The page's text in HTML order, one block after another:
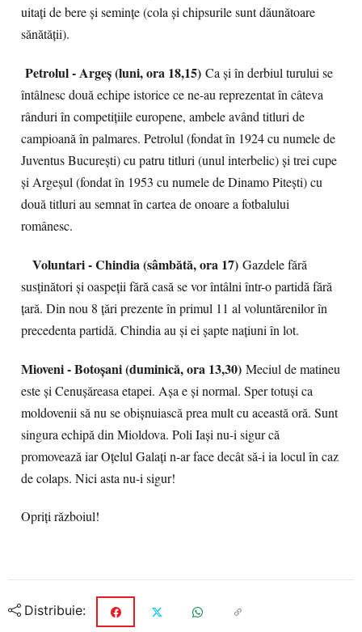
uitați de bere și semințe (cola și chipsurile sunt dăunătoare
sănătății).
Petrolul - Argeș (luni, ora 18,15) Ca și în derbiul turului se
întâlnesc două echipe istorice ce ne-au reprezentat în câteva
rânduri în competițiile europene, ambele având titluri de
campioană în palmares. Petrolul (fondat în 1924 cu numele de
Juventus București) cu patru titluri (unul interbelic) și trei cupe
și Argeșul (fondat în 1953 cu numele de Dinamo Pitești) cu
două titluri au semnat în cartea de onoare a fotbalului
românesc.
Voluntari - Chindia (sâmbătă, ora 17) Gazdele fără
susținători și oaspeții fără casă se vor întâlni într-o partidă fără
țară. Din nou 8 țări prezente în primul 11 al voluntărenilor în
precedenta partidă. Chindia au și ei șapte națiuni în lot.
Mioveni - Botoșani (duminică, ora 13,30) Meciul de matineu
este și Cenușăreasa etapei. Așa e și normal. Sper totuși ca
moldovenii să nu se obișnuiască prea mult cu această oră. Sunt
singura echipă din Mioldova. Poli Iași nu-i sigur că
promovează iar Oțelul Galați n-ar face decât să-i ia locul în caz
de colaps. Nici asta nu-i sigur!
Opriți războiul!
Distribuie: